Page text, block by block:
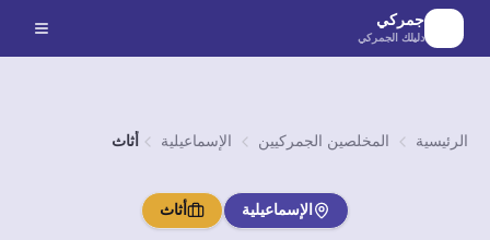
الانتقال إلى المحتوى الرئيسي
جمركي
دليلك الجمركي
الرئيسية المخلصين الجمركيين الإسماعيلية أثاث
الإسماعيلية أثاث